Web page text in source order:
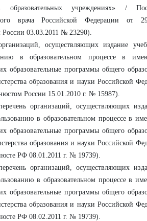
учреждениях» /
врача Российской Федерации
03.03.2011 № 23290).
осуществляющих издание
в образовательном процессе в
образовательные программы общего
образования и науки Российской
России 15.01.2010 г. № 15987).
организаций, осуществляющих
в образовательном процессе в
образовательные программы общего
образования и науки Российской
РФ 08.01.2011 г. № 19739).
организаций, осуществляющих
в образовательном процессе в
образовательные программы общего
образования и науки Российской
РФ 08.02.2011 г. № 19739).